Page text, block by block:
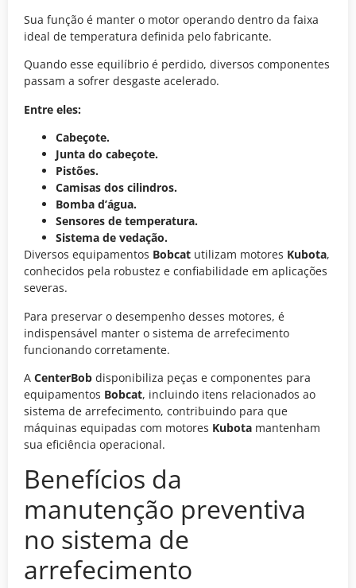
Sua função é manter o motor operando dentro da faixa
ideal de temperatura definida pelo fabricante.
Quando esse equilíbrio é perdido, diversos componentes
passam a sofrer desgaste acelerado.
Entre eles:
Cabeçote.
Junta do cabeçote.
Pistões.
Camisas dos cilindros.
Bomba d’água.
Sensores de temperatura.
Sistema de vedação.
Diversos equipamentos Bobcat utilizam motores Kubota,
conhecidos pela robustez e confiabilidade em aplicações
severas.
Para preservar o desempenho desses motores, é
indispensável manter o sistema de arrefecimento
funcionando corretamente.
A CenterBob disponibiliza peças e componentes para
equipamentos Bobcat, incluindo itens relacionados ao
sistema de arrefecimento, contribuindo para que
máquinas equipadas com motores Kubota mantenham
sua eficiência operacional.
Benefícios da
manutenção preventiva
no sistema de
arrefecimento